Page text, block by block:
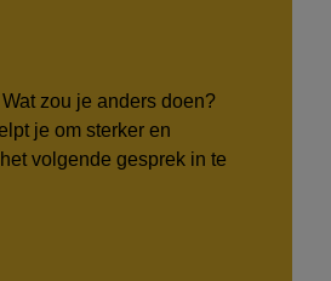
zou je anders doen?
je om sterker en
volgende gesprek in te